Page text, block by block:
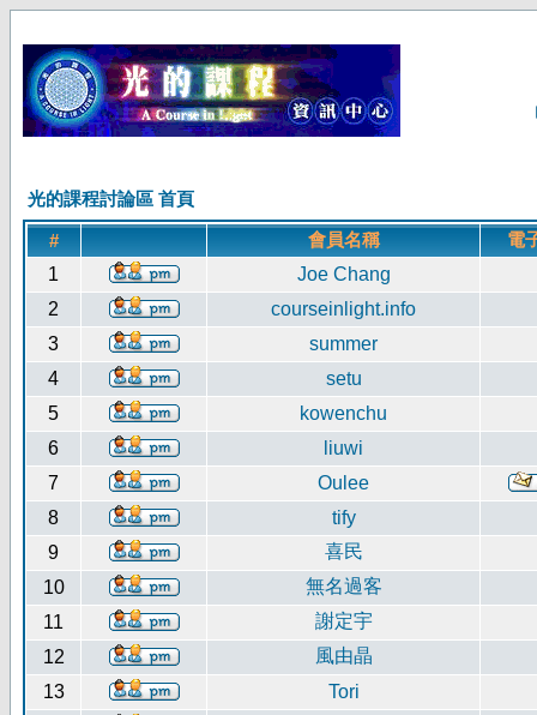
光的課程討論區 首頁
# 會員名稱
電
1
Joe Chang
2
courseinlight.info
3
summer
4
setu
5
kowenchu
6
liuwi
7
Oulee
8
tify
9
喜民
10
無名過客
11
謝定宇
12
風由晶
13
Tori